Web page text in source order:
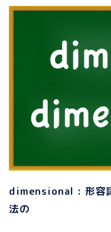
dimensional : 形容
法の